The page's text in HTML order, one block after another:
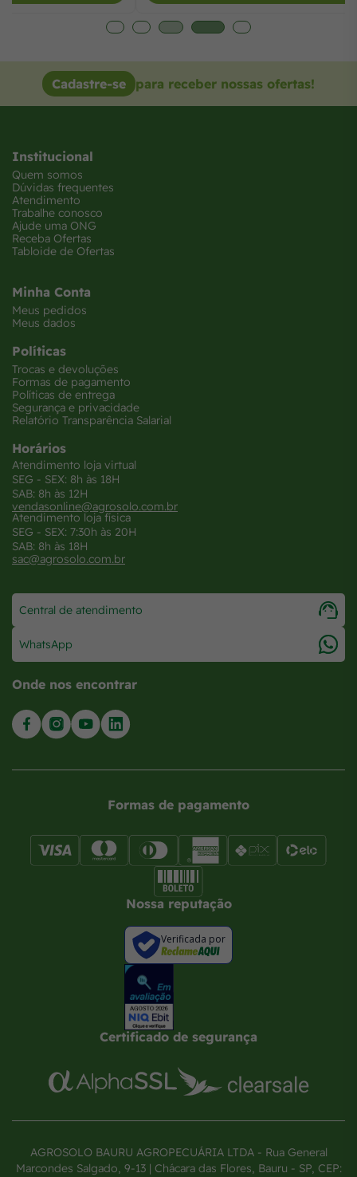
Cadastre-se para receber nossas ofertas!
Institucional
Quem somos
Dúvidas frequentes
Atendimento
Trabalhe conosco
Ajude uma ONG
Receba Ofertas
Tabloide de Ofertas
Minha Conta
Meus pedidos
Meus dados
Políticas
Trocas e devoluções
Formas de pagamento
Políticas de entrega
Segurança e privacidade
Relatório Transparência Salarial
Horários
Atendimento loja virtual
SEG - SEX: 8h às 18H
SAB: 8h às 12H
vendasonline@agrosolo.com.br
Atendimento loja física
SEG - SEX: 7:30h às 20H
SAB: 8h às 18H
sac@agrosolo.com.br
Central de atendimento
WhatsApp
Onde nos encontrar
Formas de pagamento
Nossa reputação
Verificada por
Certificado de segurança
AGROSOLO BAURU AGROPECUÁRIA LTDA - Rua General
Marcondes Salgado, 9-13 | Chácara das Flores, Bauru - SP, CEP: